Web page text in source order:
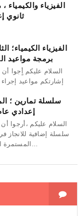
الفيزياء والكيمياء
ثانوي
الفيزياء الكيمياء؛
برمجة مواعيد
إشارتكم مواعيد
سلسلة تمارين ؛
إعدادي عام 6-5-4-3-
السلام عليكم ،أرجوا
سلسلة إضافية للانجاز
المستمرة المقررة خلال الأسبوع المقبل المم...